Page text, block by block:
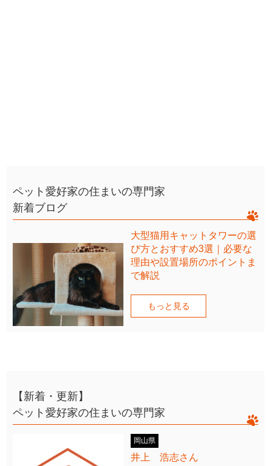
ペット愛好家の住まいの専門家
新着ブログ
大型猫用キャットタワーの選
び方とおすすめ3選｜必要な
理由や設置場所のポイントま
で解説
もっと見る
【新着・更新】
ペット愛好家の住まいの専門家
岡山県
井上 浩志さん